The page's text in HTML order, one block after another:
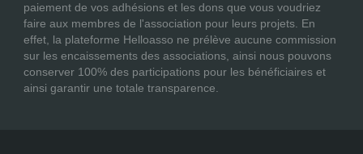
paiement de vos adhésions et les dons que vous voudriez
faire aux membres de l'association pour leurs projets. En
effet, la plateforme Helloasso ne prélève aucune commission
sur les encaissements des associations, ainsi nous pouvons
conserver 100% des participations pour les bénéficiaires et
ainsi garantir une totale transparence.